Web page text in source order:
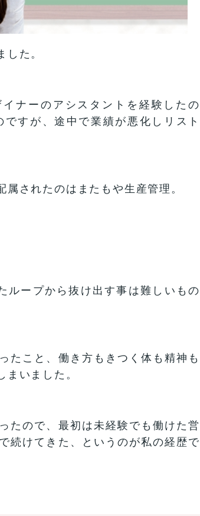
た。
ナーのアシスタントを経験したの
すが、途中で業績が悪化しリスト
されたのはまたもや生産管理。
ループから抜け出す事は難しいもの
たこと、働き方もきつく体も精神も
いました。
たので、最初は未経験でも働けた営
続けてきた、というのが私の経歴で